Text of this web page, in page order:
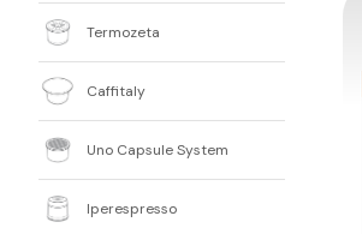
Termozeta
Caffitaly
Uno Capsule System
Iperespresso